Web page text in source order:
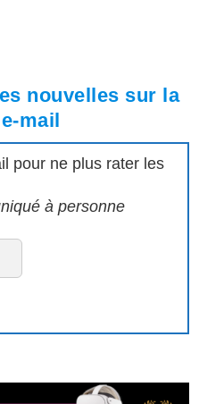
nouvelles sur la
mail
pour ne plus rater les
à personne